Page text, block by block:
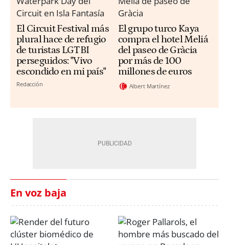
El Circuit Festival más
plural hace de refugio
de turistas LGTBI
perseguidos: "Vivo
escondido en mi país"
Redacción
El grupo turco Kaya
compra el hotel Meliá
del paseo de Gràcia
por más de 100
millones de euros
Albert Martínez
En voz baja